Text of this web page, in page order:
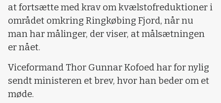
at fortsætte med krav om kvælstofreduktioner i
området omkring Ringkøbing Fjord, når nu
man har målinger, der viser, at målsætningen
er nået.
Viceformand Thor Gunnar Kofoed har for nylig
sendt ministeren et brev, hvor han beder om et
møde.